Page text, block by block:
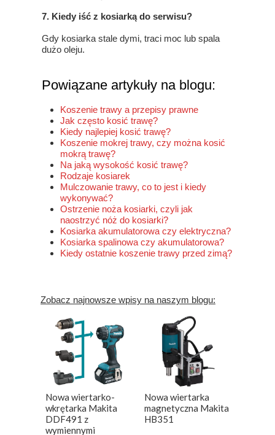
7. Kiedy iść z kosiarką do serwisu?
Gdy kosiarka stale dymi, traci moc lub spala
dużo oleju.
Powiązane artykuły na blogu:
Koszenie trawy a przepisy prawne
Jak często kosić trawę?
Kiedy najlepiej kosić trawę?
Koszenie mokrej trawy, czy można kosić
mokrą trawę?
Na jaką wysokość kosić trawę?
Rodzaje kosiarek
Mulczowanie trawy, co to jest i kiedy
wykonywać?
Ostrzenie noża kosiarki, czyli jak
naostrzyć nóż do kosiarki?
Kosiarka akumulatorowa czy elektryczna?
Kosiarka spalinowa czy akumulatorowa?
Kiedy ostatnie koszenie trawy przed zimą?
Zobacz najnowsze wpisy na naszym blogu:
Nowa wiertarko-
wkrętarka Makita
DDF491 z
wymiennymi
Nowa wiertarka
magnetyczna Makita
HB351